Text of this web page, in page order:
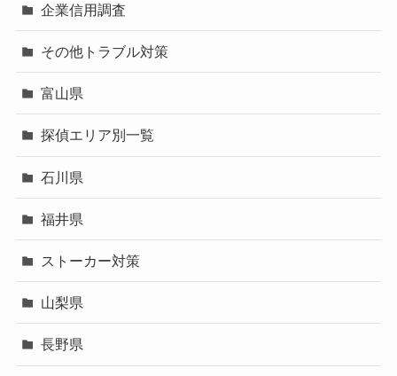
企業信用調査
その他トラブル対策
富山県
探偵エリア別一覧
石川県
福井県
ストーカー対策
山梨県
長野県